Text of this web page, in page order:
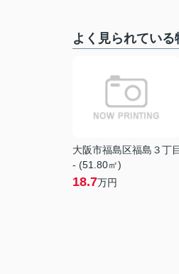
よく見られている
大阪市福島区福島３丁目
- (51.80㎡)
18.7万円